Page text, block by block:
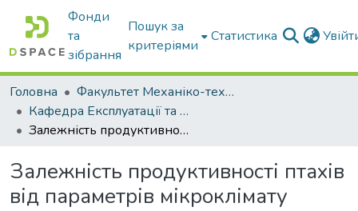
Фонди
та
зібрання
Пошук за
критеріями
Статистика
Головна
Факультет Механіко-технологічний
Кафедра Експлуатації та технічного сервісу машин
Залежність продуктивності птахів від параметрів мікроклімату
Залежність продуктивності птахів
від параметрів мікроклімату